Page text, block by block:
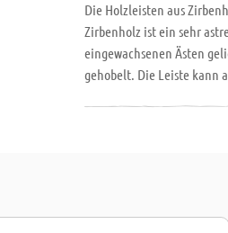
Die Holzleisten aus
Zirbenholz ist ein sehr
eingewachsenen Ästen
gehobelt. Die Leiste kann
Die Holzleisten habe